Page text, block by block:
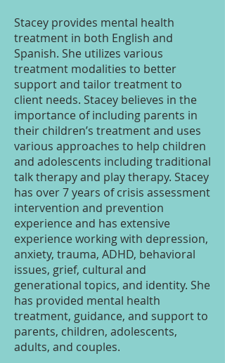
Stacey provides mental health
treatment in both English and
Spanish. She utilizes various
treatment modalities to better
support and tailor treatment to
client needs. Stacey believes in the
importance of including parents in
their children’s treatment and uses
various approaches to help children
and adolescents including traditional
talk therapy and play therapy. Stacey
has over 7 years of crisis assessment
intervention and prevention
experience and has extensive
experience working with depression,
anxiety, trauma, ADHD, behavioral
issues, grief, cultural and
generational topics, and identity. She
has provided mental health
treatment, guidance, and support to
parents, children, adolescents,
adults, and couples.